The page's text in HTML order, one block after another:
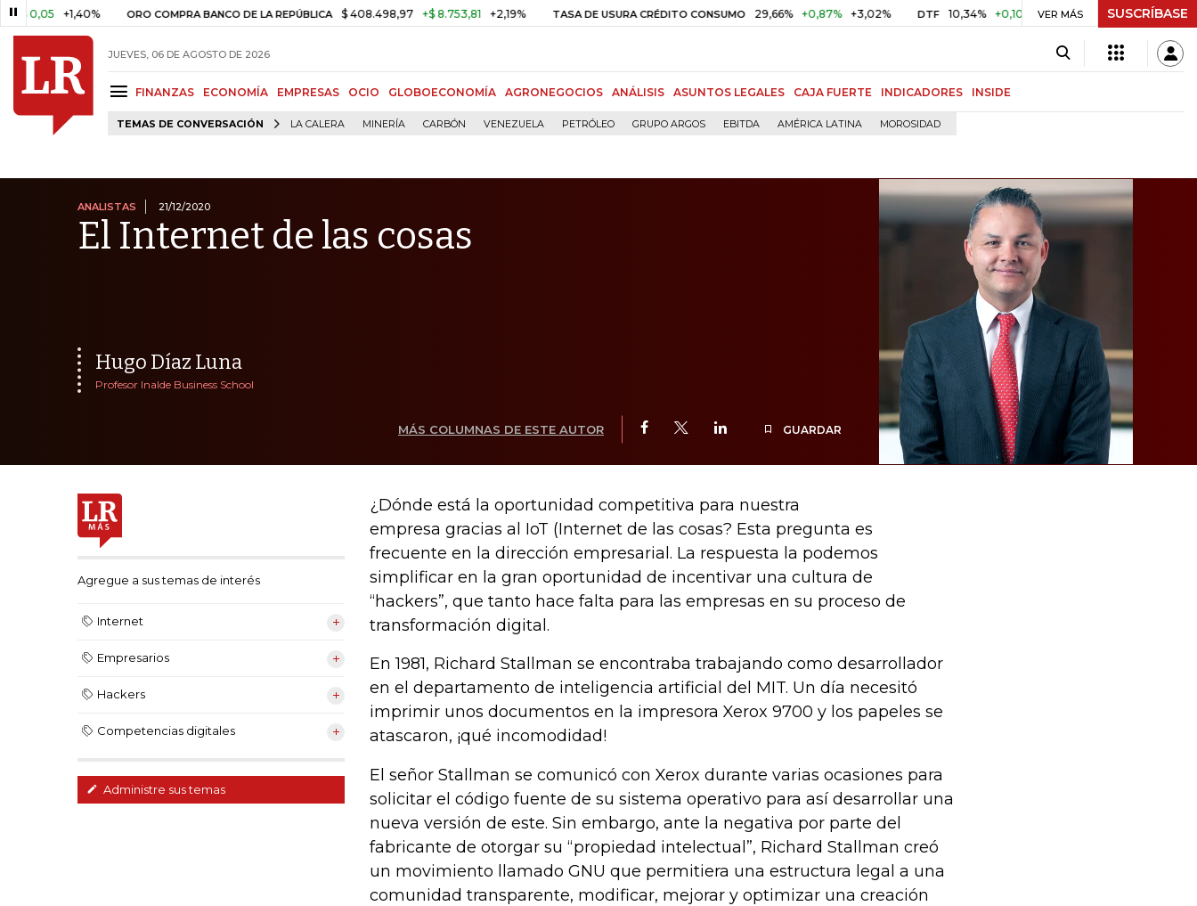
+1,40% ORO COMPRA BANCO DE LA REPÚBLICA $ 408.498,97 +$ 8.753,81 +2,19% TASA DE USURA CRÉDITO CONSUMO 29,66% +0,87% +3,02% DTF 10,34% +0,10% +0,98% UVR $ 416,86 +$ 0,05
VER MÁS SUSCRÍBASE
JUEVES, 06 DE AGOSTO DE 2026
FINANZAS ECONOMÍA EMPRESAS OCIO GLOBOECONOMÍA AGRONEGOCIOS ANÁLISIS ASUNTOS LEGALES CAJA FUERTE INDICADORES INSIDE
TEMAS DE CONVERSACIÓN LA CALERA MINERÍA CARBÓN VENEZUELA PETRÓLEO GRUPO ARGOS EBITDA AMÉRICA LATINA MOROSIDAD
ANALISTAS 21/12/2020
El Internet de las cosas
Hugo Díaz Luna
Profesor Inalde Business School
MÁS COLUMNAS DE ESTE AUTOR GUARDAR
Agregue a sus temas de interés
Internet
Empresarios
Hackers
Competencias digitales
Administre sus temas
¿Dónde está la oportunidad competitiva para nuestra
empresa gracias al IoT (Internet de las cosas? Esta pregunta es
frecuente en la dirección empresarial. La respuesta la podemos
simplificar en la gran oportunidad de incentivar una cultura de
“hackers”, que tanto hace falta para las empresas en su proceso de
transformación digital.
En 1981, Richard Stallman se encontraba trabajando como desarrollador
en el departamento de inteligencia artificial del MIT. Un día necesitó
imprimir unos documentos en la impresora Xerox 9700 y los papeles se
atascaron, ¡qué incomodidad!
El señor Stallman se comunicó con Xerox durante varias ocasiones para
solicitar el código fuente de su sistema operativo para así desarrollar una
nueva versión de este. Sin embargo, ante la negativa por parte del
fabricante de otorgar su “propiedad intelectual”, Richard Stallman creó
un movimiento llamado GNU que permitiera una estructura legal a una
comunidad transparente, modificar, mejorar y optimizar una creación